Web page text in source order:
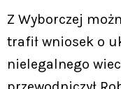
Z Wyborczej
trafił wniosek o
nielegalnego